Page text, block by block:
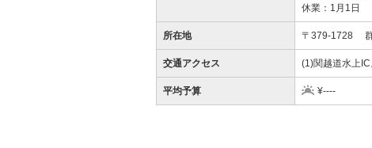
休業：1月1日
所在地 〒379-1728 群
交通アクセス (1)関越道水上
平均予算 ¥----